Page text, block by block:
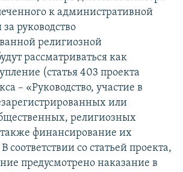
к административной
за руководство
религиозной
рассматриваться как
(статья 403 проекта
– «Руководство, участие в
или
религиозных
финансирование их
соответствии со статьей проекта,
предусмотрено наказание в